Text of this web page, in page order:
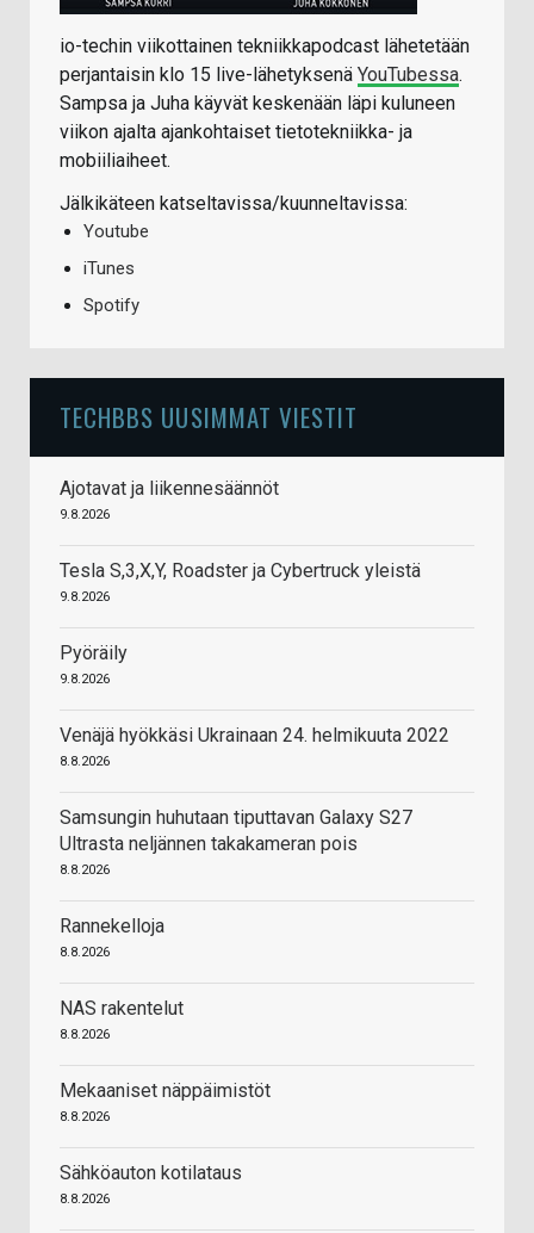
io-techin viikottainen tekniikkapodcast lähetetään
perjantaisin klo 15 live-lähetyksenä YouTubessa.
Sampsa ja Juha käyvät keskenään läpi kuluneen
viikon ajalta ajankohtaiset tietotekniikka- ja
mobiiliaiheet.
Jälkikäteen katseltavissa/kuunneltavissa:
Youtube
iTunes
Spotify
TECHBBS UUSIMMAT VIESTIT
Ajotavat ja liikennesäännöt
9.8.2026
Tesla S,3,X,Y, Roadster ja Cybertruck yleistä
9.8.2026
Pyöräily
9.8.2026
Venäjä hyökkäsi Ukrainaan 24. helmikuuta 2022
8.8.2026
Samsungin huhutaan tiputtavan Galaxy S27
Ultrasta neljännen takakameran pois
8.8.2026
Rannekelloja
8.8.2026
NAS rakentelut
8.8.2026
Mekaaniset näppäimistöt
8.8.2026
Sähköauton kotilataus
8.8.2026